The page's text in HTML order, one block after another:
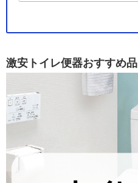
激安トイレ便器おすすめ品